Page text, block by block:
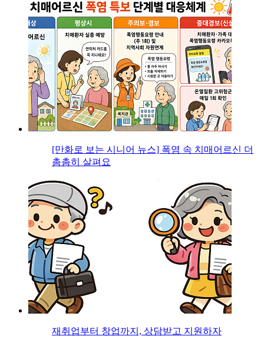
[만화로 보는 시니어 뉴스] 폭염 속 치매어르신 더
촘촘히 살펴요
재취업부터 창업까지, 상담받고 지원하자